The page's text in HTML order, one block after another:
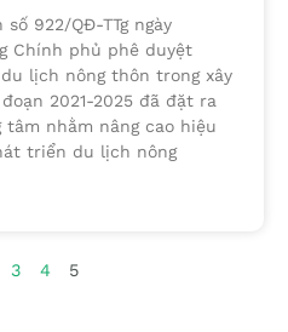
922/QĐ-TTg ngày
Chính phủ phê duyệt
lịch nông thôn trong xây
2021-2025 đã đặt ra
nhằm nâng cao hiệu
triển du lịch nông
3 4 5